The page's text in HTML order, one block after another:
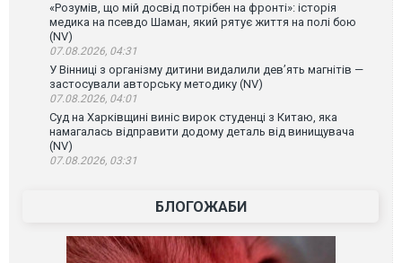
«Розумів, що мій досвід потрібен на фронті»: історія
медика на псевдо Шаман, який рятує життя на полі бою
(NV)
07.08.2026, 04:31
У Вінниці з організму дитини видалили дев’ять магнітів —
застосували авторську методику (NV)
07.08.2026, 04:01
Суд на Харківщині виніс вирок студенці з Китаю, яка
намагалась відправити додому деталь від винищувача
(NV)
07.08.2026, 03:31
БЛОГОЖАБИ